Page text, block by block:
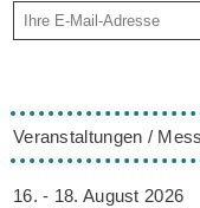
Veranstaltungen /
16. - 18. August 2026